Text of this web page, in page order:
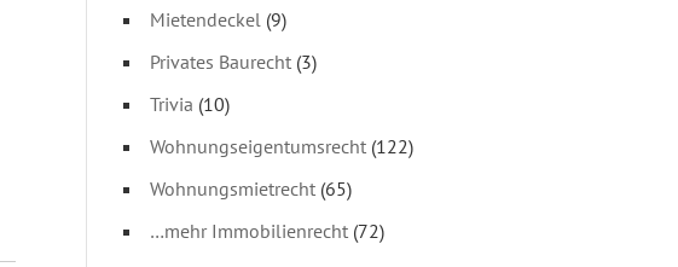
Mietendeckel(9)
Privates Baurecht(3)
Trivia (10)
Wohnungseigentumsrecht(122)
Wohnungsmietrecht(65)
…mehr Immobilienrecht(72)